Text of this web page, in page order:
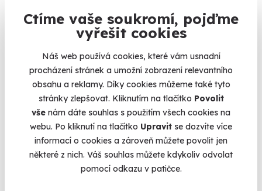
Ctíme vaše soukromí, pojďme
vyřešit cookies
Náš web používá cookies, které vám usnadní
procházení stránek a umožní zobrazení relevantního
obsahu a reklamy. Díky cookies můžeme také tyto
stránky zlepšovat. Kliknutím na tlačítko Povolit
vše nám dáte souhlas s použitím všech cookies na
webu. Po kliknutí na tlačítko Upravit se dozvíte více
informací o cookies a zároveň můžete povolit jen
některé z nich. Váš souhlas můžete kdykoliv odvolat
pomocí odkazu v patičce.
10.0
Zážitková střelba: Pistole a pušky - 6 zbraní
Čeká vás 60 výstřelů!
Mečín - Radkovice (okres Plzeň-jih)